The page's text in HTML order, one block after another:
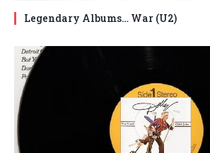
Legendary Albums… War (U2)